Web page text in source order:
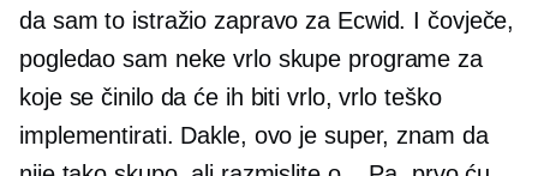
da sam to istražio zapravo za Ecwid. I čovječe,
pogledao sam neke vrlo skupe programe za
koje se činilo da će ih biti vrlo, vrlo teško
implementirati. Dakle, ovo je super, znam da